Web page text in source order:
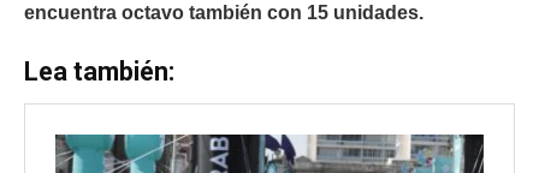
encuentra octavo también con 15 unidades.
Lea también: